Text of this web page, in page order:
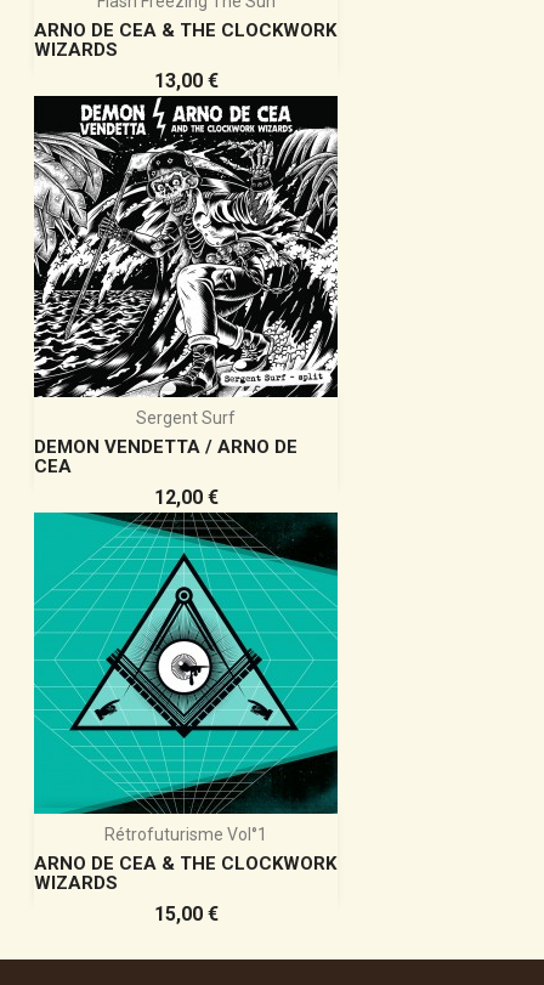
ARNO DE CEA & THE CLOCKWORK
WIZARDS
Prix
13,00 €
Sergent Surf
DEMON VENDETTA / ARNO DE
CEA
Prix
12,00 €
Rétrofuturisme Vol°1
ARNO DE CEA & THE CLOCKWORK
WIZARDS
Prix
15,00 €